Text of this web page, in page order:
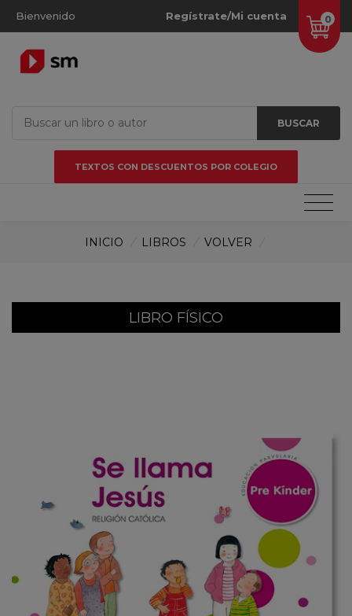
Bienvenido 0
Regístrate/Mi cuenta
BUSCAR
TEXTOS CON DESCUENTOS POR COLEGIO
INICIO LIBROS VOLVER
LIBRO FÍSICO